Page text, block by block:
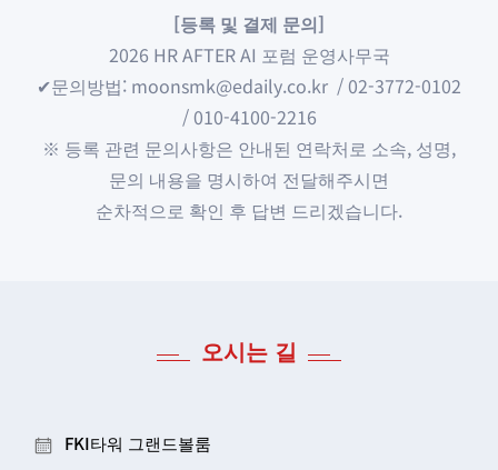
[등록 및 결제 문의]
2026 HR AFTER AI 포럼 운영사무국
✔문의방법: moonsmk@edaily.co.kr / 02-3772-0102
/ 010-4100-2216
※ 등록 관련 문의사항은 안내된 연락처로 소속, 성명,
문의 내용을 명시하여 전달해주시면
순차적으로 확인 후 답변 드리겠습니다.
오시는 길
FKI타워 그랜드볼룸